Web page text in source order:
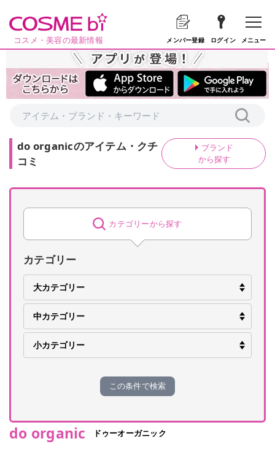
コスメ・美容の最新情報 メンバー登録 ログイン メニュー
do organicのアイテム・クチ
コミ
ブランド
から探す
カテゴリーから探す
カテゴリー
この条件で検索
do organic ドゥーオーガニック